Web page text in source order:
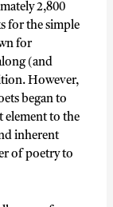
2,800
for the simple
for
(and
However,
began to
element to the
inherent
of poetry to